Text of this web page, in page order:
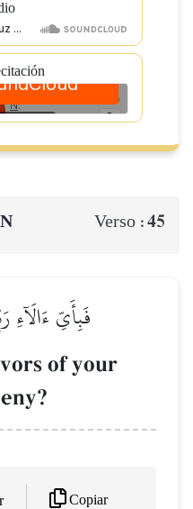
Verso :45
فَبِأَيِّ
of your
Copiar